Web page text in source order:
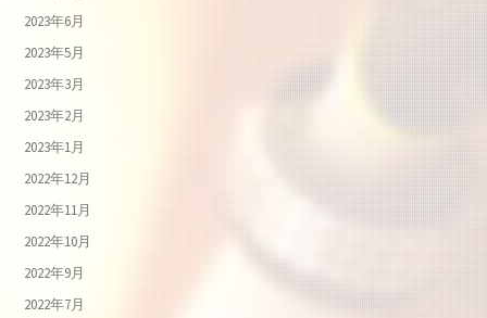
2023年6月
2023年5月
2023年3月
2023年2月
2023年1月
2022年12月
2022年11月
2022年10月
2022年9月
2022年7月